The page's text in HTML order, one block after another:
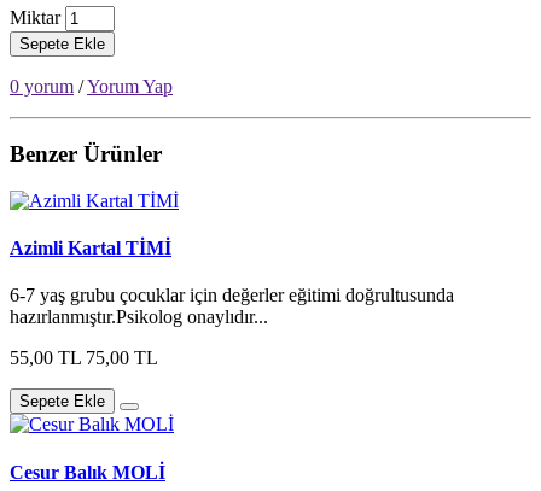
Miktar
Sepete Ekle
0 yorum /Yorum Yap
Benzer Ürünler
Azimli Kartal TİMİ
6-7 yaş grubu çocuklar için değerler eğitimi doğrultusunda
hazırlanmıştır.Psikolog onaylıdır...
55,00 TL 75,00 TL
Sepete Ekle
Cesur Balık MOLİ